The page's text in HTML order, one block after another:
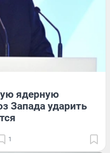
ядерную
Запада ударить
1